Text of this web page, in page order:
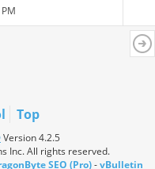
Top
Version 4.2.5
Inc. All rights reserved.
SEO (Pro)-vBulletin